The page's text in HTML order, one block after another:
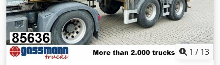
met 10m³, 2x bouwjaar 2011 met 12m³, 3x bouwjaar 2012
met 12m³! Accessoires zonder garantie, wijzigingen,
tussentijdse verkoop en fouten voorbehouden! Crsdpfx
Aasvy A H Uehof
1 / 13